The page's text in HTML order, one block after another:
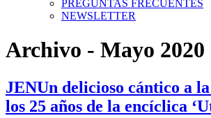
PREGUNTAS FRECUENTES
NEWSLETTER
Archivo - Mayo 2020
JENUn delicioso cántico a
los 25 años de la encíclica